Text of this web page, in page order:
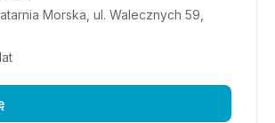
Morska, ul. Walecznych 59,